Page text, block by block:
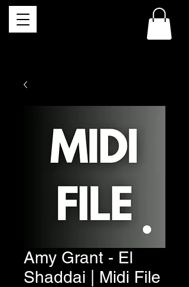
Amy Grant - El
Shaddai | Midi File